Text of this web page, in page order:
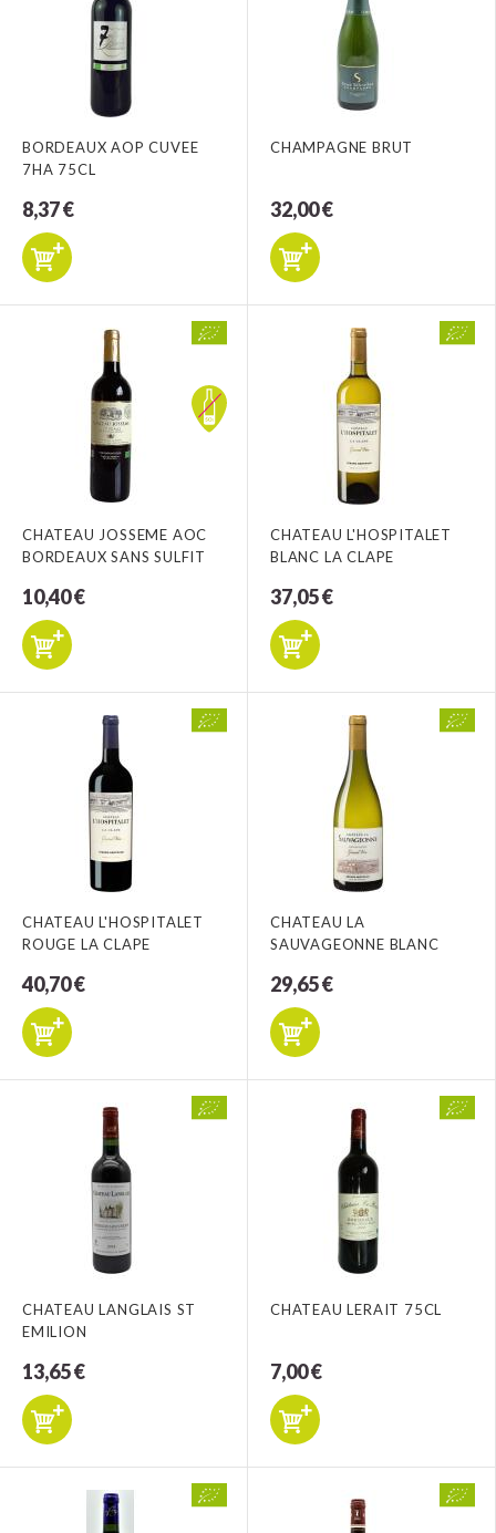
BORDEAUX AOP CUVEE
7HA 75CL
8,37 €
CHAMPAGNE BRUT
32,00 €
CHATEAU JOSSEME AOC
BORDEAUX SANS SULFIT
10,40 €
CHATEAU L'HOSPITALET
BLANC LA CLAPE
37,05 €
CHATEAU L'HOSPITALET
ROUGE LA CLAPE
40,70 €
CHATEAU LA
SAUVAGEONNE BLANC
29,65 €
CHATEAU LANGLAIS ST
EMILION
13,65 €
CHATEAU LERAIT 75CL
7,00 €